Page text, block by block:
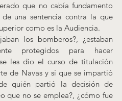
que no cabía fundamento
una sentencia contra la que
como es la Audiencia.
los bomberos?, ¿estaban
protegidos para hacer
les dio el curso de titulación
de Navas y sí que se impartió
quién partió la decisión de
que no se emplea?, ¿cómo fue